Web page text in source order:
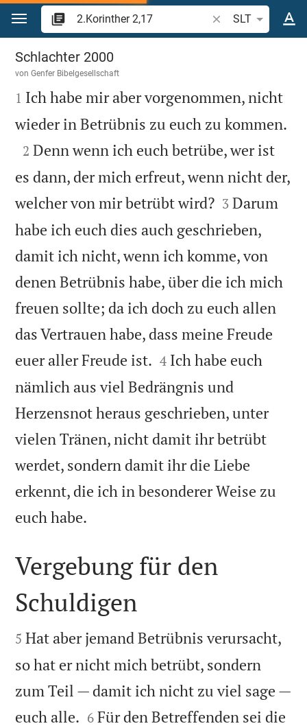
Zum Inhalt springen
Bibelstelle oder
SLT
2.Korinther 2
Schlachter 2000
vonGenfer Bibelgesellschaft

1 Ich habe mir aber vorgenommen, nicht
wieder in Betrübnis zu euch zu kommen.

2 Denn wenn ich euch betrübe, wer ist
es dann, der mich erfreut, wenn nicht der,
welcher von mir betrübt wird?
3 Darum
habe ich euch dies auch geschrieben,
damit ich nicht, wenn ich komme, von
denen Betrübnis habe, über die ich mich
freuen sollte; da ich doch zu euch allen
das Vertrauen habe, dass meine Freude
euer aller Freude ist. 

4 Ich habe euch
nämlich aus viel Bedrängnis und
Herzensnot heraus geschrieben, unter
vielen Tränen, nicht damit ihr betrübt
werdet, sondern damit ihr die Liebe
erkennt, die ich in besonderer Weise zu
euch habe.

Vergebung für den
Schuldigen

5 Hat aber jemand Betrübnis verursacht,
so hat er nicht mich betrübt, sondern
zum Teil — damit ich nicht zu viel sage —
euch alle. 

6 Für den Betreffenden sei die